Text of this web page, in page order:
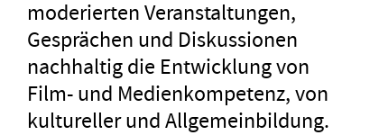
moderierten Veranstaltungen,
Gesprächen und Diskussionen
nachhaltig die Entwicklung von
Film- und Medienkompetenz, von
kultureller und Allgemeinbildung.